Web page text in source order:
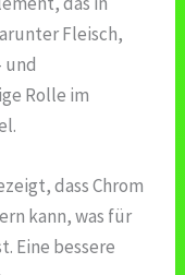
Fleisch,
und
Rolle im
dass Chrom
kann, was für
Eine bessere